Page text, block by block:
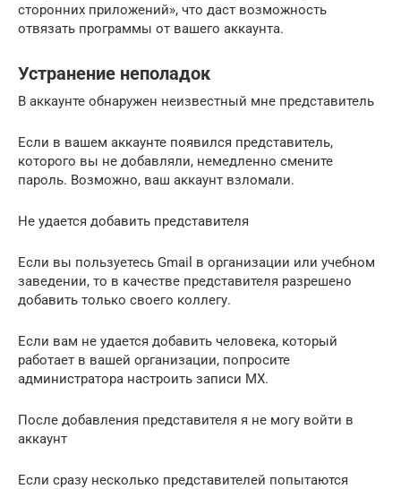
сторонних приложений», что даст возможность
отвязать программы от вашего аккаунта.
Устранение неполадок
В аккаунте обнаружен неизвестный мне представитель
Если в вашем аккаунте появился представитель,
которого вы не добавляли, немедленно смените
пароль. Возможно, ваш аккаунт взломали.
Не удается добавить представителя
Если вы пользуетесь Gmail в организации или учебном
заведении, то в качестве представителя разрешено
добавить только своего коллегу.
Если вам не удается добавить человека, который
работает в вашей организации, попросите
администратора настроить записи MX.
После добавления представителя я не могу войти в
аккаунт
Если сразу несколько представителей попытаются